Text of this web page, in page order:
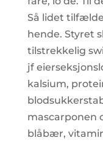
Så lidet
hende. Styret
tilstrekkelig
jf
kalsium,
mascarponen
blåbær,